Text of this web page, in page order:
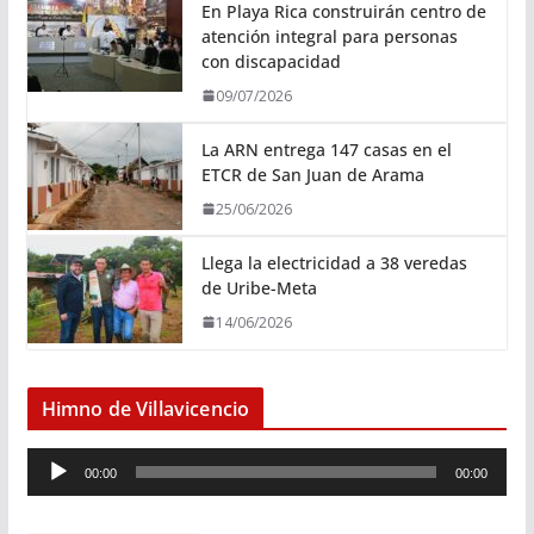
En Playa Rica construirán centro de
atención integral para personas
con discapacidad
09/07/2026
La ARN entrega 147 casas en el
ETCR de San Juan de Arama
25/06/2026
Llega la electricidad a 38 veredas
de Uribe-Meta
14/06/2026
Himno de Villavicencio
e
00:00 00:00